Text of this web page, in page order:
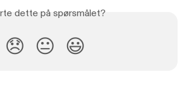
dette på spørsmålet?
😞 😐 😃